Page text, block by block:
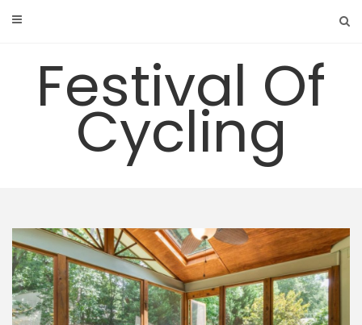
Festival Of
Cycling